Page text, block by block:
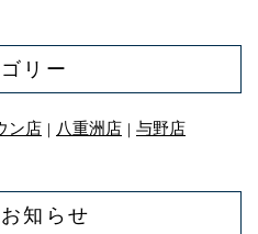
リー
ン店 ｜ 八重洲店 ｜ 与野店
知らせ